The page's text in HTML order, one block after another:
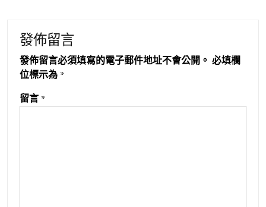
發佈留言
發佈留言必須填寫的電子郵件地址不會公開。 必填欄
位標示為 *
留言 *